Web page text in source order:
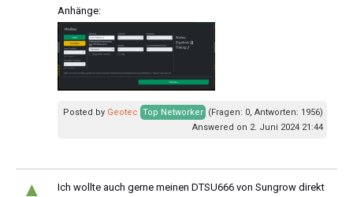
Anhänge:
Posted by Geotec Top Networker (Fragen: 0, Antworten: 1956)
Answered on 2. Juni 2024 21:44
▲
Ich wollte auch gerne meinen DTSU666 von Sungrow direkt